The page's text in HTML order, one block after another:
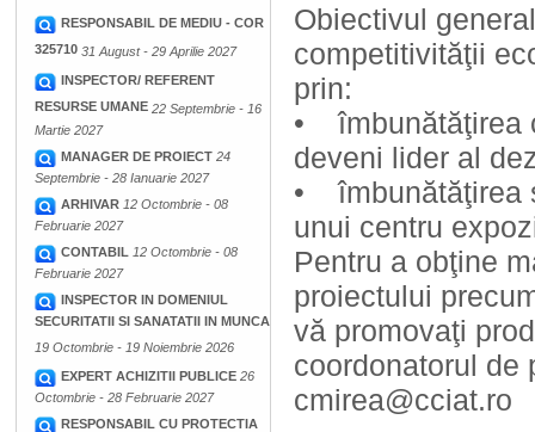
RESPONSABIL DE MEDIU - COR
325710 31 August - 29 Aprilie 2027
INSPECTOR/ REFERENT
RESURSE UMANE 22 Septembrie - 16
Martie 2027
MANAGER DE PROIECT 24
Septembrie - 28 Ianuarie 2027
ARHIVAR 12 Octombrie - 08
Februarie 2027
CONTABIL 12 Octombrie - 08
Februarie 2027
INSPECTOR IN DOMENIUL
SECURITATII SI SANATATII IN MUNCA
19 Octombrie - 19 Noiembrie 2026
EXPERT ACHIZITII PUBLICE 26
Octombrie - 28 Februarie 2027
RESPONSABIL CU PROTECTIA
Obiectivul
competitivităţii
prin:
• îmbunătăţirea
deveni lider al
• îmbunătăţirea
unui centru
Pentru a obţine
proiectului
vă promovaţi
coordonatorul de
cmirea@cciat.ro